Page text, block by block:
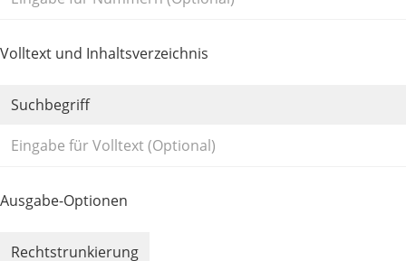
Volltext und Inhaltsverzeichnis
Suchbegriff
Ausgabe-Optionen
Rechtstrunkierung